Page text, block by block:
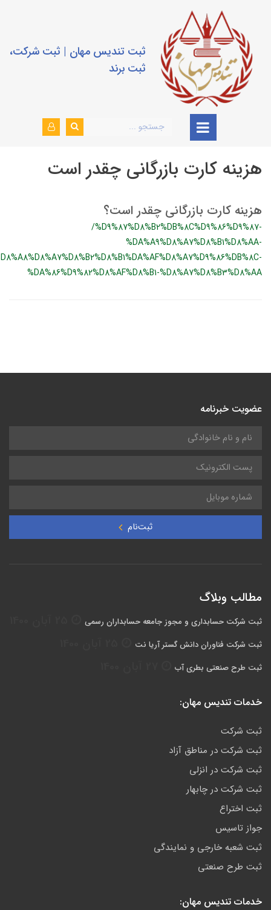
ثبت تندیس مهان | ثبت شرکت،
ثبت برند
هزینه کارت بازرگانی چقدر است
هزینه کارت بازرگانی چقدر است؟
/%D9%87%D8%B2%DB%8C%D9%86%D9%87-
%DA%A9%D8%A7%D8%B1%D8%AA-
%D8%A8%D8%A7%D8%B2%D8%B1%DA%AF%D8%A7%D9%86%DB%8C-
%DA%86%D9%82%D8%AF%D8%B1-%D8%A7%D8%B3%D8%AA
عضویت خبرنامه
ثبت‌نام
مطالب وبلاگ
ثبت شرکت حسابداری و مجوز جامعه حسابداران رسمی
ثبت شرکت فناوران دانش گستر آريا نت
ثبت طرح صنعتی بطری آب
خدمات تندیس مهان:
ثبت شرکت
ثبت شرکت در مناطق آزاد
ثبت شرکت در انزلی
ثبت شرکت در چابهار
ثبت اختراع
جواز تاسیس
ثبت شعبه خارجی و نمایندگی
ثبت طرح صنعتی
خدمات تندیس مهان: